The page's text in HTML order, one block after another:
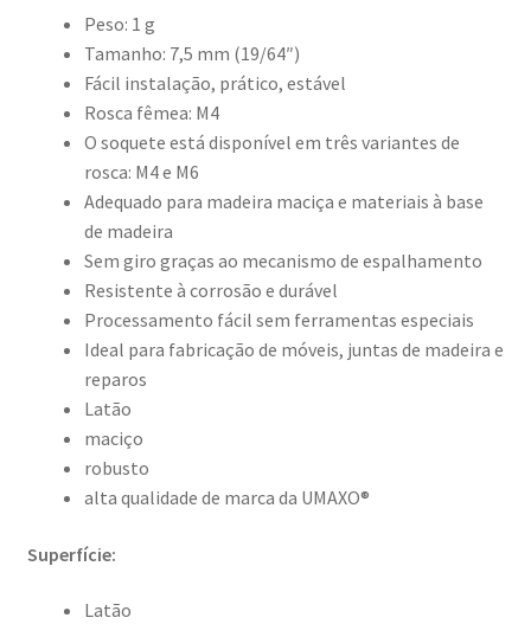
Peso: 1 g
Tamanho: 7,5 mm (19/64″)
Fácil instalação, prático, estável
Rosca fêmea: M4
O soquete está disponível em três variantes de
rosca: M4 e M6
Adequado para madeira maciça e materiais à base
de madeira
Sem giro graças ao mecanismo de espalhamento
Resistente à corrosão e durável
Processamento fácil sem ferramentas especiais
Ideal para fabricação de móveis, juntas de madeira e
reparos
Latão
maciço
robusto
alta qualidade de marca da UMAXO®
Superfície:
Latão